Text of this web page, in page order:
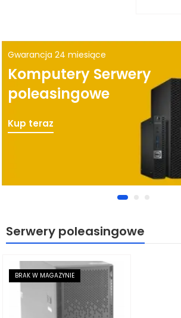
Gwarancja 24 miesiące
Komputery Serwery
poleasingowe
Kup teraz
Serwery poleasingowe
BRAK W MAGAZYNIE